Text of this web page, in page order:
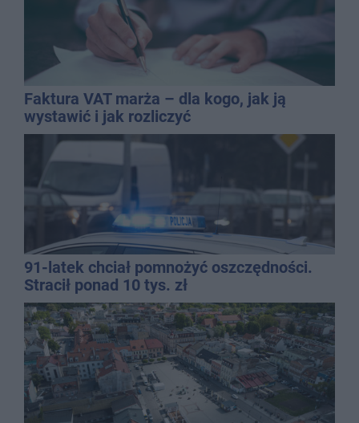
Faktura VAT marża – dla kogo, jak ją
wystawić i jak rozliczyć
91-latek chciał pomnożyć oszczędności.
Stracił ponad 10 tys. zł